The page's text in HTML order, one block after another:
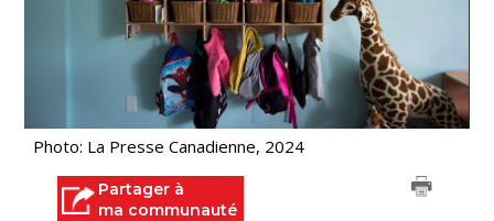
Photo: La Presse Canadienne, 2024
Partager à
ma communauté